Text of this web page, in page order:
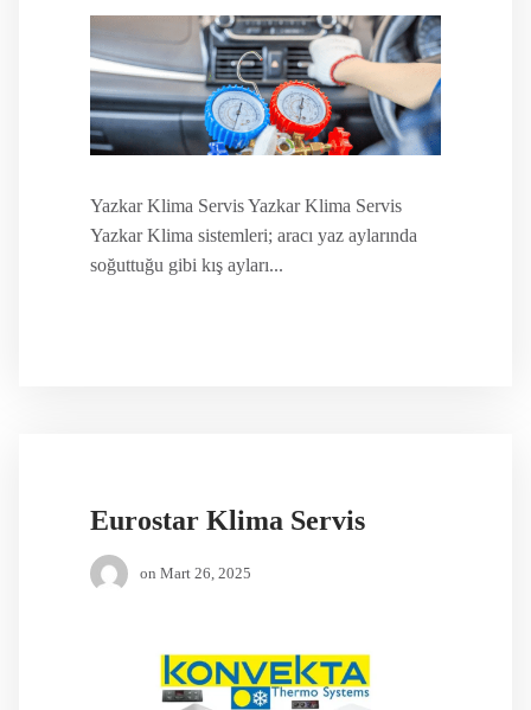
Yazkar Klima Servis Yazkar Klima Servis
Yazkar Klima sistemleri; aracı yaz aylarında
soğuttuğu gibi kış ayları...
Eurostar Klima Servis
on Mart 26, 2025